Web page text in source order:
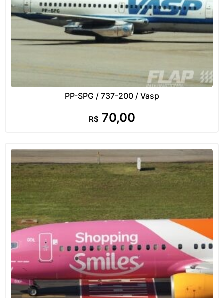
PP-SPG / 737-200 / Vasp
R$ 70,00